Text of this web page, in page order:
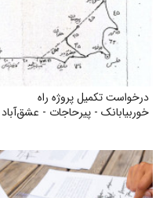
درخواست تکمیل پروژه راه
خوربیابانک - پیرحاجات - عشق‌آباد